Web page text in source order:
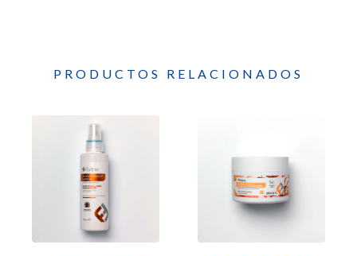
PRODUCTOS RELACIONADOS